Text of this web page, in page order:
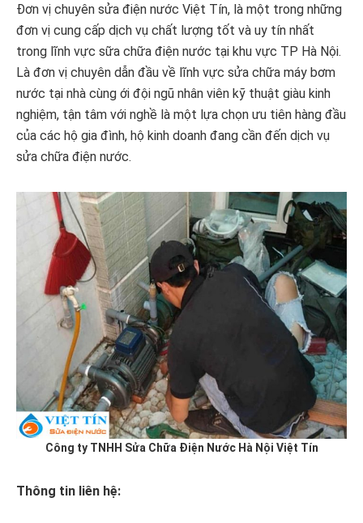
Đơn vị chuyên sửa điện nước Việt Tín, là một trong những
đơn vị cung cấp dịch vụ chất lượng tốt và uy tín nhất
trong lĩnh vực sữa chữa điện nước tại khu vực TP Hà Nội.
Là đơn vị chuyên dẫn đầu về lĩnh vực sửa chữa máy bơm
nước tại nhà cùng ới đội ngũ nhân viên kỹ thuật giàu kinh
nghiệm, tận tâm với nghề là một lựa chọn ưu tiên hàng đầu
của các hộ gia đình, hộ kinh doanh đang cần đến dịch vụ
sửa chữa điện nước.
Công ty TNHH Sửa Chữa Điện Nước Hà Nội Việt Tín
Thông tin liên hệ: